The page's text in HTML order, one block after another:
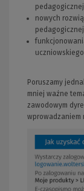
nowych
Poruszamy
mniej ważne
zawodowym
wprowadzaniem